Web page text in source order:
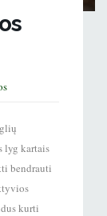
lyg kartais
bendrauti
kurti